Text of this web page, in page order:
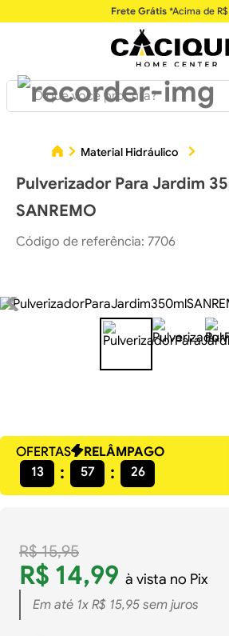
Frete Grátis*Acima de
O que você procura?
Material Hidráulico
Pulverizador Para Jardim
SANREMO
Código de referência: 7706
OFERTAS
RELÂMPAGO
13
57 25
R$ 15,95
R$ 14,99 à vista no Pix
Em até 1x R$ 15,95sem juros